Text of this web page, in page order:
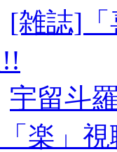
[雑誌]「
宇留斗
「楽」